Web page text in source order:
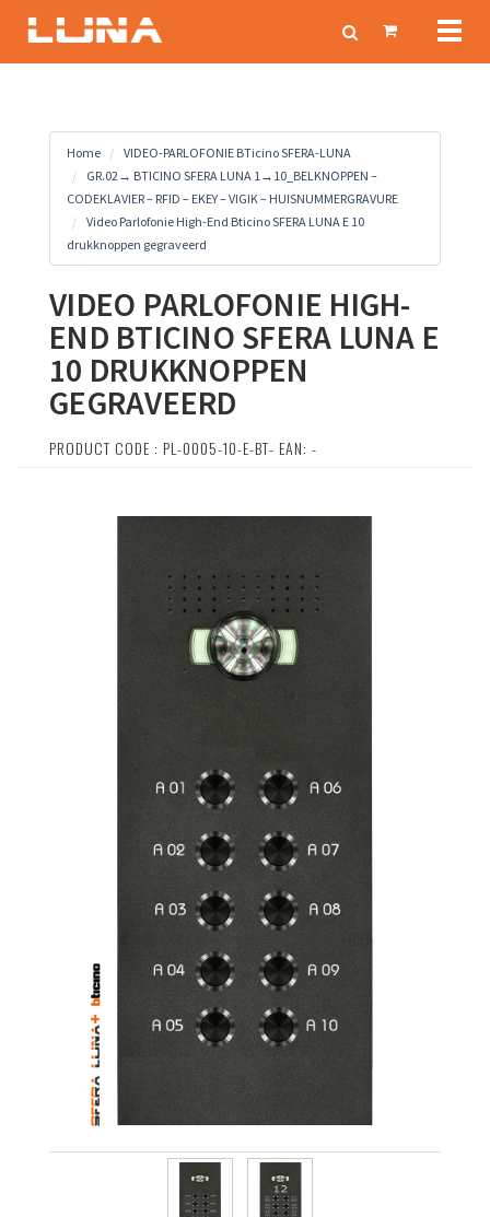
Home
VIDEO-PARLOFONIE BTicino SFERA-LUNA
GR.02→ BTICINO SFERA LUNA 1→10_BELKNOPPEN –
CODEKLAVIER – RFID – EKEY – VIGIK – HUISNUMMERGRAVURE
Video Parlofonie High-End Bticino SFERA LUNA E 10
drukknoppen gegraveerd
VIDEO PARLOFONIE HIGH-
END BTICINO SFERA LUNA E
10 DRUKKNOPPEN
GEGRAVEERD
PRODUCT CODE : PL-0005-10-E-BT- EAN: -